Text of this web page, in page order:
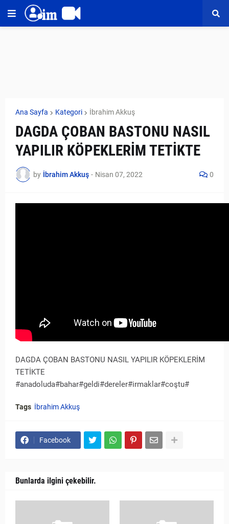
Ana Sayfa Kategori İbrahim Akkuş
DAGDA ÇOBAN BASTONU NASIL
YAPILIR KÖPEKLERİM TETİKTE
by İbrahim Akkuş - Nisan 07, 2022 0
DAGDA ÇOBAN BASTONU NASIL YAPILIR KÖPEKLERİM
TETİKTE
#anadoluda#bahar#geldi#dereler#irmaklar#coştu#
Tags İbrahim Akkuş
Facebook
Bunlarda ilgini çekebilir.